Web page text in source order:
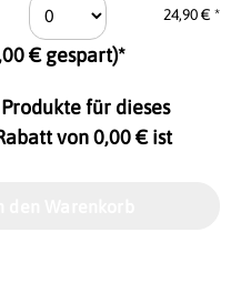
24,90 € *
€gespart)*
für dieses
von0,00 €ist